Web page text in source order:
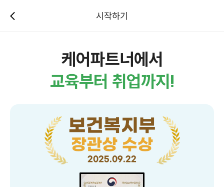
시작하기
케어파트너에서
교육부터 취업까지!
보건복지부
장관상 수상
2025.09.22